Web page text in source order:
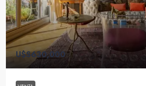
U$S630,000